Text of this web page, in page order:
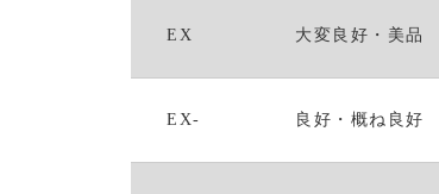
EX 大変良好・美品
EX- 良好・概ね良好